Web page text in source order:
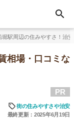
堀駅周辺の住みやすさ！治
相場・口コミな
PR
街の住みやすさや治安
最終更新：2025年6月19日